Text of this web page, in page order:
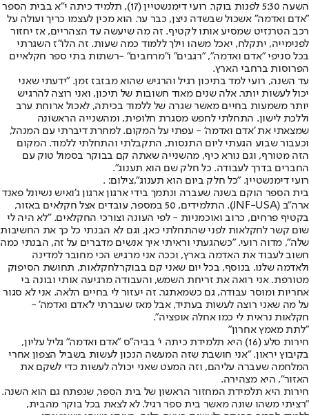
השעה 5:30 לפנות בוקר. רועי דימנשטיין (17), תלמיד כיתה י"א בבית הספר
"אדם ואדמה" אשכול שבשדה ניצן, כבר ער. הוא מכין לעצמו כריך ועולה על
רכב הטרנזיט שמסיע אותו לקטיף. זה מה שיעשה עד הצהריים, אז יחזור
לפנימייה, יתקלח, יאכל משהו וילך ללמוד כמה שעות. זה הלו"ז השגרתי
בכל סניפי "אדם ואדמה", "רגבים" ו"מרחבים" -רשתות בתי ספר חקלאיים
הפרוסות ברחבי הארץ.
עד השנה, רועי למד בתיכון רגיל והרגיש שהוא מבזבז זמן. "ידעתי שאני
יכול לעשות יותר. אלה שנים מאוד חשובות של תיכון, ואני רוצה להרגיש
יותר משמעות בחיים מאשר שגרה של ללמוד בכיתה, לאכול ארוחת ערב
וללכת לישון. התחלתי לחפש מסגרת חלופית, ומהשנייה הראשונה
שמצאתי את 'אדם ואדמה' - עפתי על המקום. למחרת דיברתי עם המנהל,
וכעבור שבוע הגעתי ליום התנסות, התקבלתי והתחלתי ללמוד. המקום
הזה מטורף, וגם נורא כיף, מהשנייה שאתה קם בבוקר בסמול טוק עם
החברים בדרך לעבודה. כל חלק שם הוא תענוג".
רועי דימנשטיין. "כל חלק ביום הוא תענוג",צילום: .
בית הספר הוקם בשנה שעברה ונתמך בידי ארגון ארגון ג'ואיש נשיונל פאנד
ארה"ב (JNF-USA). התלמידים, 50 במספר, עובדים אצל חקלאים באזור,
בקטיף פרחים, כרוב ואוכמניות - לפי העונה וצורכי החקלאים. "לא היה לי
שום קשר לחקלאות לפני שהתחלתי כאן, וגם לא הבנתי כל כך את החשיבות
שלה", מדוה רועי. "כשהגעתי וראיתי איך אנשים מדברים על זה, הבנתי כמה
חשוב לעבוד את האדמה בארץ, וככה אני מרגיש הכי מחובר למדינה
ולאדמה שלנו. בנוסף, בכל יום שאני קם בבוקרלחקלאות, תחושת הסיפוק
מטורפת. אני רואה את זריחת השמש, והעבודה מרגיעה אותי ובונה בי
אחריות ומוסר עבודה, גם כשמאתגר. זה יעזור לי בחיים הלאה. אני לא סגור
על מה שאני רוצה לעשות בעתיד, אבל מאז שעברתי ל'אדם ואדמה' -
חקלאות נראית לי כמו אחלה אופציה".
"לתת מאמץ אחרון"
חירות סלע (16) היא תלמידת כיתה י' בביה"ס "אדם ואדמה" גליל עליון,
בקיבוץ יראון. "אני חושבת שזה המעשה הנכון לעשות בשביל הצפון אחרי
המלחמה שעברה עליהם, וזה המעט שאני יכולה לעשות כדי לשקם את
האזור", היא מצהירה.
חירות היא תלמידת המחזור הראשון של בית הספר, שנפתח גם הוא השנה.
"רציתי משהו שונה מאשר בית ספר רגיל. לא לצאת בכל בוקר מהבית,